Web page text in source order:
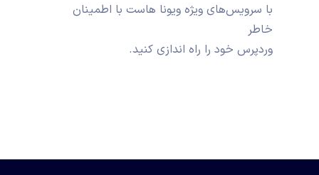
با سرویس‌های ویژه ویونا هاست با اطمینان
خاطر
وردپرس خود را راه اندازی کنید.